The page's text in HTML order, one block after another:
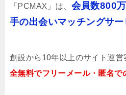
「PCMAX」は、 会員数800
手の出会いマッチングサー
創設から10年以上のサイト運営
全無料でフリーメール・匿名で